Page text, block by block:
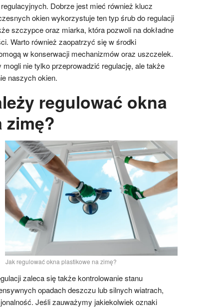
Dobrze jest mieć również klucz
okien wykorzystuje ten typ śrub do regulacji
szczypce oraz miarka, która pozwoli na dokładne
Warto również zaopatrzyć się w środki
w konserwacji mechanizmów oraz uszczelek.
nie tylko przeprowadzić regulację, ale także
naszych okien.
regulować okna
zimę?
Jak regulować okna plastikowe na zimę?
zaleca się także kontrolowanie stanu
opadach deszczu lub silnych wiatrach,
Jeśli zauważymy jakiekolwiek oznaki